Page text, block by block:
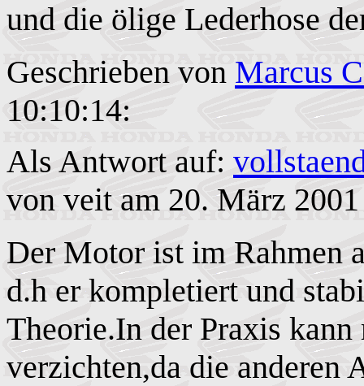
und die ölige Lederhose
Geschrieben von Marcus
10:10:14:
Als Antwort auf:
von veit am 20. März
Der Motor ist im Rahmen
d.h er kompletiert und
Theorie.In der Praxis
verzichten,da die anderen